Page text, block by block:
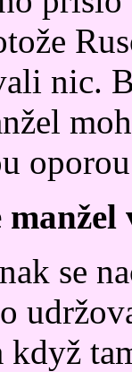
nic.
se